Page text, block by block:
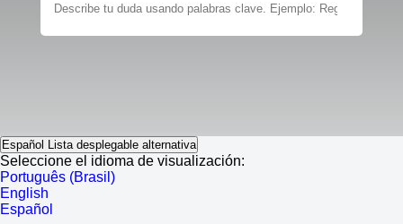
Español Lista desplegable alternativa
Seleccione el idioma de visualización:
Português (Brasil)
English
Español